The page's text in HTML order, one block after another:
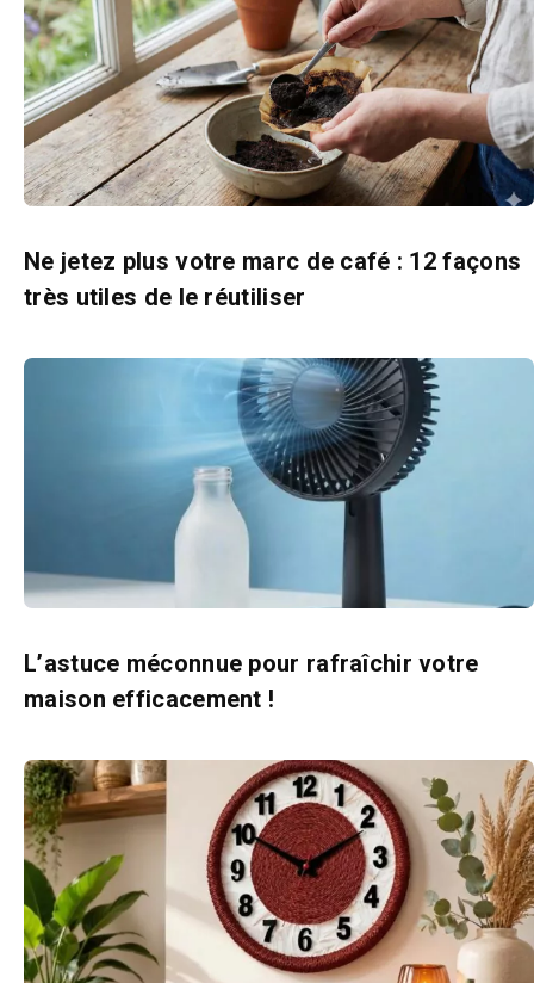
Ne jetez plus votre marc de café : 12 façons
très utiles de le réutiliser
L’astuce méconnue pour rafraîchir votre
maison efficacement !